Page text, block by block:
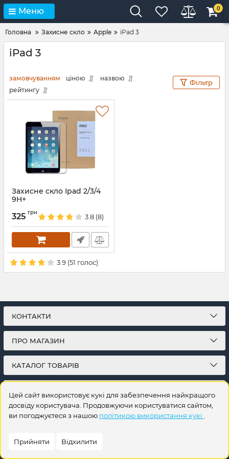
Меню 0
Головна Захисне скло Apple iPad 3
iPad 3
замовчуванням ціною
назвою
рейтингу
Фільтр
Захисне скло Ipad 2/3/4
9H+
325 грн
3.8 (8)
3.9 (51 голос)
КОНТАКТИ
ПРО МАГАЗИН
КАТАЛОГ ТОВАРІВ
© 2026 Інтернет-магазин на
Цей сайт використовує кукі для забезпечення найкращого
досвіду користувача. Продовжуючи користуватися сайтом,
ви погоджуєтеся з нашою політикою використання кукі
Прийняти Відхилити